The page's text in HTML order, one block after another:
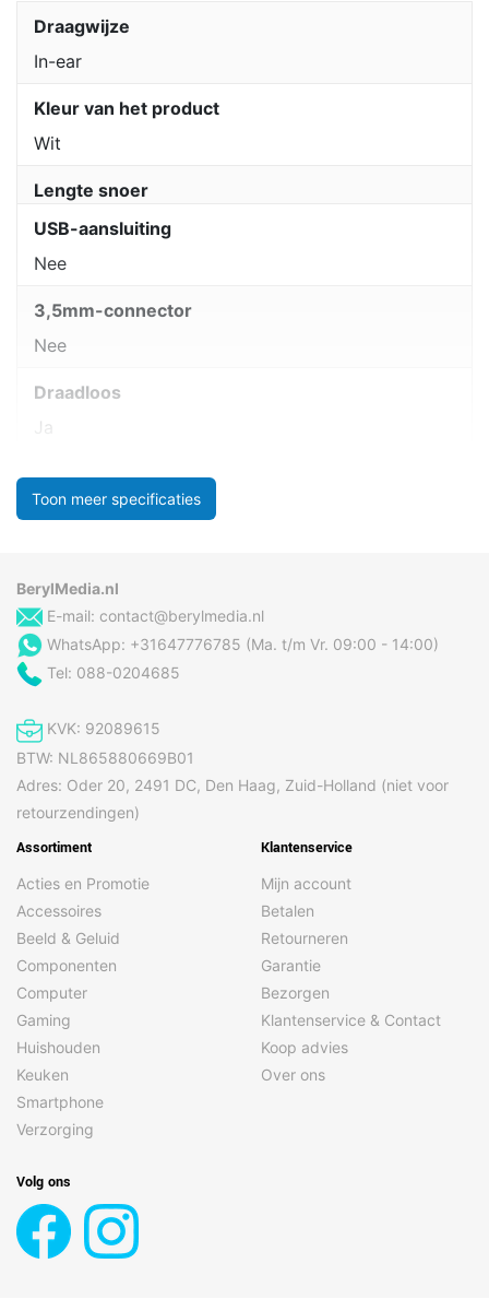
Draagwijze
In-ear
Kleur van het product
Wit
Lengte snoer
USB-aansluiting
Nee
3,5mm-connector
Nee
Draadloos
Ja
Toon meer specificaties
BerylMedia.nl
E-mail: contact@berylmedia.nl
WhatsApp: +31647776785 (Ma. t/m Vr. 09:00 - 14:00)
Tel: 088-0204685
KVK: 92089615
BTW: NL865880669B01
Adres: Oder 20, 2491 DC, Den Haag, Zuid-Holland (niet voor
retourzendingen)
Assortiment
Acties en Promotie
Accessoires
Beeld & Geluid
Componenten
Computer
Gaming
Huishouden
Keuken
Smartphone
Verzorging
Klantenservice
Mijn account
Betalen
Retourneren
Garantie
Bezorgen
Klantenservice & Contact
Koop advies
Over ons
Volg ons